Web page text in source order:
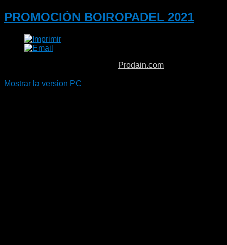
PROMOCIÓN BOIROPADEL 2021
Prodain.com
Mostrar la version PC